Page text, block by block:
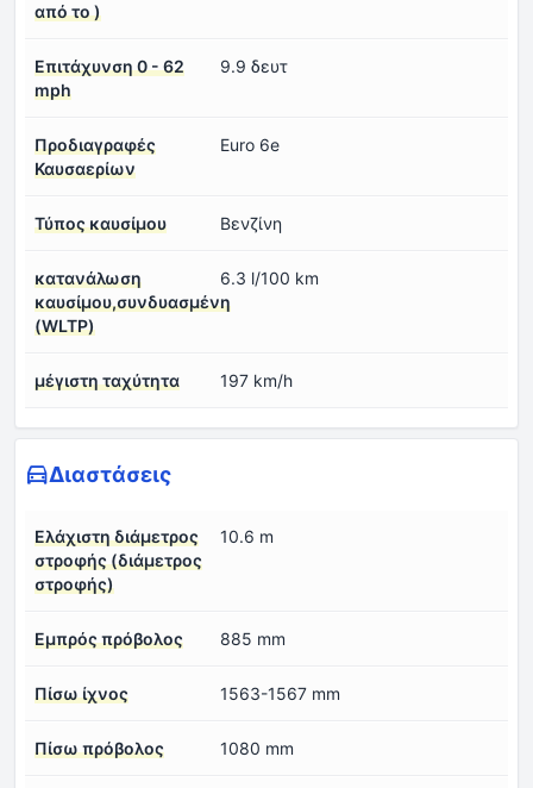
από το )
Επιτάχυνση 0 - 62
mph
9.9 δευτ
Προδιαγραφές
Καυσαερίων
Euro 6e
Τύπος καυσίμου Βενζίνη
κατανάλωση
καυσίμου,συνδυασμένη
(WLTP)
6.3 l/100 km
μέγιστη ταχύτητα 197 km/h
Διαστάσεις
Ελάχιστη διάμετρος
στροφής (διάμετρος
στροφής)
10.6 m
Εμπρός πρόβολος 885 mm
Πίσω ίχνος 1563-1567 mm
Πίσω πρόβολος 1080 mm